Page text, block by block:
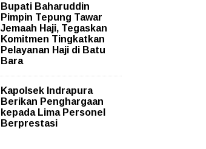
Bupati Baharuddin
Pimpin Tepung Tawar
Jemaah Haji, Tegaskan
Komitmen Tingkatkan
Pelayanan Haji di Batu
Bara
Kapolsek Indrapura
Berikan Penghargaan
kepada Lima Personel
Berprestasi